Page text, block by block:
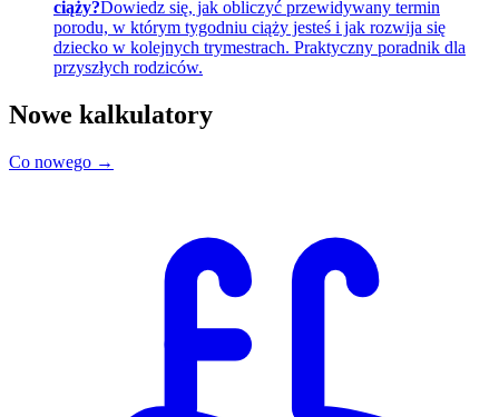
ciąży?Dowiedz się, jak obliczyć przewidywany termin
porodu, w którym tygodniu ciąży jesteś i jak rozwija się
dziecko w kolejnych trymestrach. Praktyczny poradnik dla
przyszłych rodziców.
Nowe kalkulatory
Co nowego →